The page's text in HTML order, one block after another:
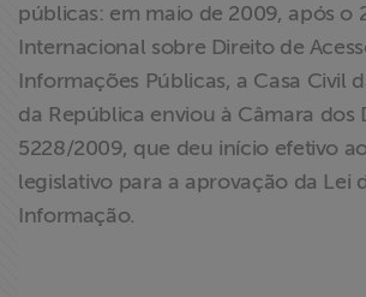
públicas: em maio de 2009, após o
Internacional sobre Direito de
Informações Públicas, a Casa Civil
da República enviou à Câmara dos
5228/2009, que deu início efetivo
legislativo para a aprovação da Lei
Informação.